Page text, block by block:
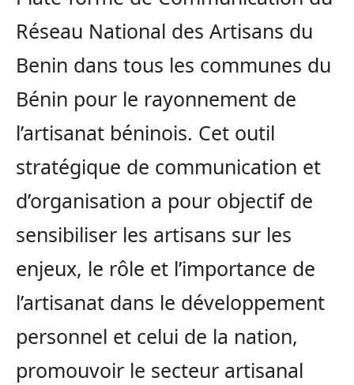
Réseau National des Artisans du
Benin dans tous les communes du
Bénin pour le rayonnement de
l’artisanat béninois. Cet outil
stratégique de communication et
d’organisation a pour objectif de
sensibiliser les artisans sur les
enjeux, le rôle et l’importance de
l’artisanat dans le développement
personnel et celui de la nation,
promouvoir le secteur artisanal